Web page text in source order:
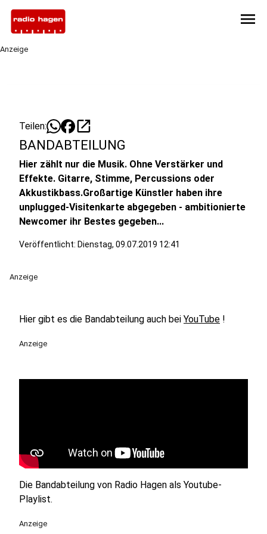
menu
Anzeige
Teilen: open_in_new
BANDABTEILUNG
Hier zählt nur die Musik. Ohne Verstärker und
Effekte. Gitarre, Stimme, Percussions oder
Akkustikbass.Großartige Künstler haben ihre
unplugged-Visitenkarte abgegeben - ambitionierte
Newcomer ihr Bestes gegeben...
Veröffentlicht: Dienstag, 09.07.2019 12:41
Anzeige
Hier gibt es die Bandabteilung auch bei YouTube !
Anzeige
Die Bandabteilung von Radio Hagen als Youtube-
Playlist.
Anzeige